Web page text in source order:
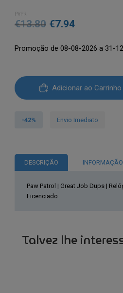
PVPR
€13.80 O
original
€13.80.
€7.94O
atual
€7.94.
Promoção de 08-08-2026 a 31-
Quantidade
de
Patrol
Job
Dups
Relógio
Produto
Adicionar ao Carrinho
-42% Envio Imediato
DESCRIÇÃO
Paw Patrol | Great Job Dups |
Licenciado
Talvez lhe